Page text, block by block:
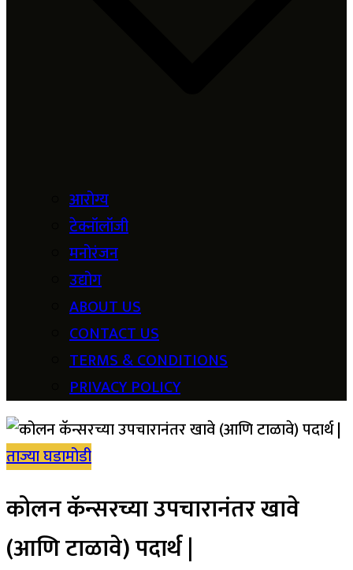
आरोग्य
टेक्नॉलॉजी
मनोरंजन
उद्योग
ABOUT US
CONTACT US
TERMS & CONDITIONS
PRIVACY POLICY
ताज्या घडामोडी
कोलन कॅन्सरच्या उपचारानंतर खावे
(आणि टाळावे) पदार्थ |